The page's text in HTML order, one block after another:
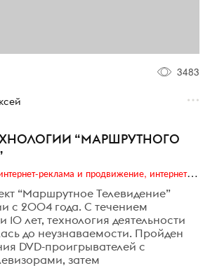
3483
“МАРШРУТНОГО
Digital (web-дизайн, интернет-реклама и продвижение, интернет-сообщества и блоги, интернет-коммуникации, мобильный маркетинг, реклама на цифровых экранах)
“Маршрутное Телевидение”
с 2004 года. С течением
10 лет, технология деятельности
до неузнаваемости. Пройден
DVD-проигрывателей с
затем